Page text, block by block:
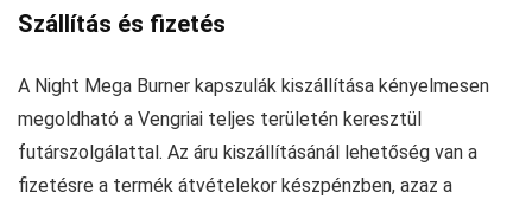
Szállítás és fizetés
A Night Mega Burner kapszulák kiszállítása kényelmesen
megoldható a Vengriai teljes területén keresztül
futárszolgálattal. Az áru kiszállításánál lehetőség van a
fizetésre a termék átvételekor készpénzben, azaz a